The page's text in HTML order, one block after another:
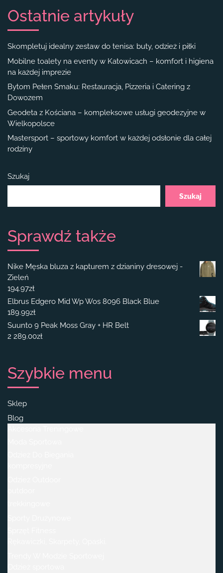
Ostatnie artykuły
Skompletuj idealny zestaw do tenisa: buty, odzież i piłki
Mobilne toalety na eventy w Katowicach – komfort i higiena
na każdej imprezie
Bytom Pełen Smaku: Restauracja, Pizzeria i Catering z
Dowozem
Geodeta z Kościana – kompleksowe usługi geodezyjne w
Wielkopolsce
Mastersport – sportowy komfort w każdej odsłonie dla całej
rodziny
Szukaj
Szukaj
Sprawdź także
Nike Męska bluza z kapturem z dzianiny dresowej -
Zieleń
194.97zł
Elbrus Edgero Mid Wp Wos 8096 Black Blue
189.99zł
Suunto 9 Peak Moss Gray + HR Belt
2 289.00zł
Szybkie menu
Sklep
Blog